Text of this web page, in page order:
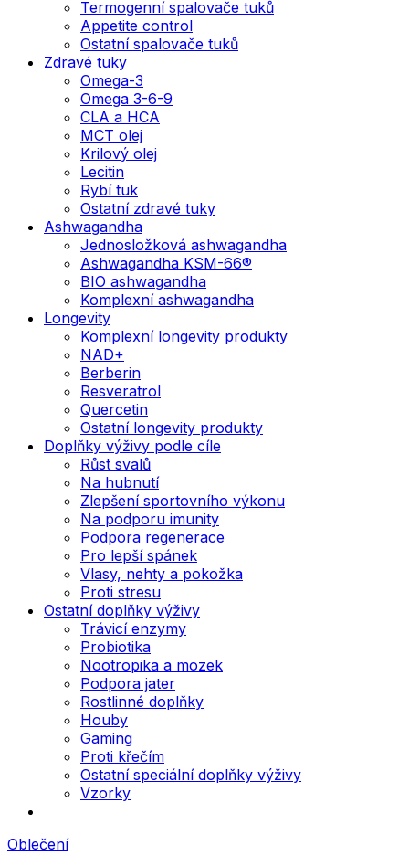
Termogenní spalovače tuků
Appetite control
Ostatní spalovače tuků
Zdravé tuky
Omega-3
Omega 3-6-9
CLA a HCA
MCT olej
Krilový olej
Lecitin
Rybí tuk
Ostatní zdravé tuky
Ashwagandha
Jednosložková ashwagandha
Ashwagandha KSM-66®
BIO ashwagandha
Komplexní ashwagandha
Longevity
Komplexní longevity produkty
NAD+
Berberin
Resveratrol
Quercetin
Ostatní longevity produkty
Doplňky výživy podle cíle
Růst svalů
Na hubnutí
Zlepšení sportovního výkonu
Na podporu imunity
Podpora regenerace
Pro lepší spánek
Vlasy, nehty a pokožka
Proti stresu
Ostatní doplňky výživy
Trávicí enzymy
Probiotika
Nootropika a mozek
Podpora jater
Rostlinné doplňky
Houby
Gaming
Proti křečím
Ostatní speciální doplňky výživy
Vzorky
Oblečení